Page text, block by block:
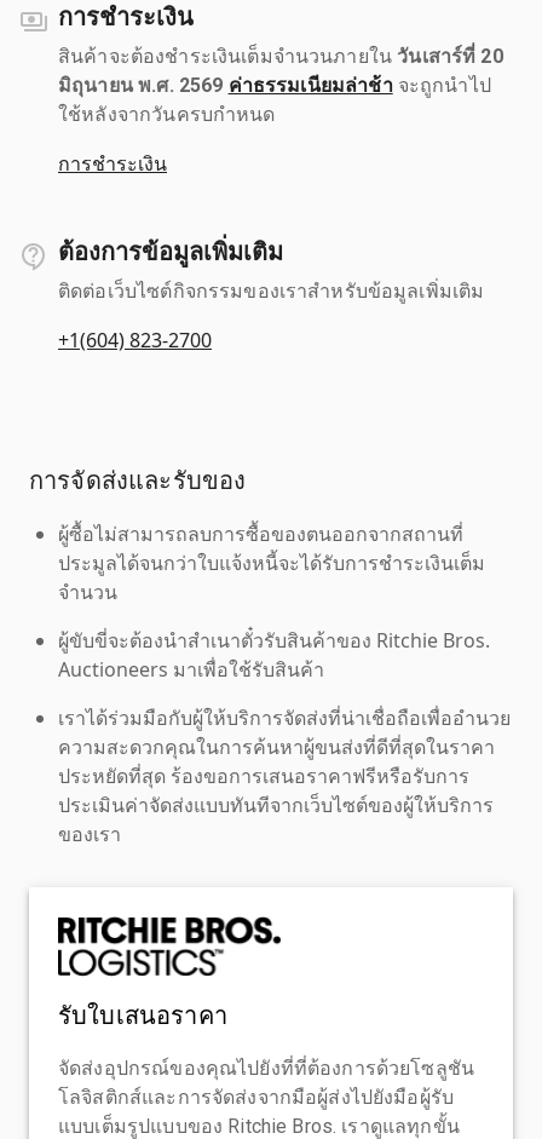
การชำระเงิน
สินค้าจะต้องชำระเงินเต็มจำนวนภายใน วันเสาร์ที่ 20
มิถุนายน พ.ศ. 2569 ค่าธรรมเนียมล่าช้าจะถูกนำไป
ใช้หลังจากวันครบกำหนด
การชำระเงิน
ต้องการข้อมูลเพิ่มเติม
ติดต่อเว็บไซต์กิจกรรมของเราสำหรับข้อมูลเพิ่มเติม
+1(604) 823-2700
การจัดส่งและรับของ
ผู้ซื้อไม่สามารถลบการซื้อของตนออกจากสถานที่
ประมูลได้จนกว่าใบแจ้งหนี้จะได้รับการชำระเงินเต็ม
จำนวน
ผู้ขับขี่จะต้องนำสำเนาตั๋วรับสินค้าของ Ritchie Bros.
Auctioneers มาเพื่อใช้รับสินค้า
เราได้ร่วมมือกับผู้ให้บริการจัดส่งที่น่าเชื่อถือเพื่ออำนวย
ความสะดวกคุณในการค้นหาผู้ขนส่งที่ดีที่สุดในราคา
ประหยัดที่สุด ร้องขอการเสนอราคาฟรีหรือรับการ
ประเมินค่าจัดส่งแบบทันทีจากเว็บไซต์ของผู้ให้บริการ
ของเรา
รับใบเสนอราคา
จัดส่งอุปกรณ์ของคุณไปยังที่ที่ต้องการด้วยโซลูชัน
โลจิสติกส์และการจัดส่งจากมือผู้ส่งไปยังมือผู้รับ
แบบเต็มรูปแบบของ Ritchie Bros. เราดูแลทุกขั้น